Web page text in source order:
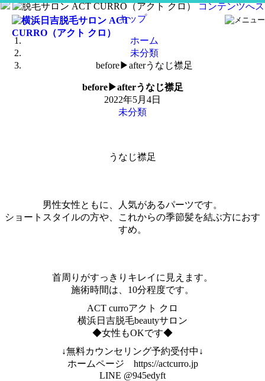
コンテンツへス
キップ
ホーム
未分類
before▶︎afterうなじ襟足
before▶︎afterうなじ襟足
2022年5月4日
未分類
うなじ襟足
男性女性ともに、人気があるパーツです。
ショートスタイルの方や、これからの季節髪を結ぶ方におす
すめ。
首周りがすっきりキレイに見えます。
施術時間は、10分程度です。
ACT curroアクト クロ
横浜日吉脱毛beautyサロン
◆女性もOKです◆
↓無料カウンセリング予約受付中↓
ホームページ https://actcurro.jp
LINE @945edyft